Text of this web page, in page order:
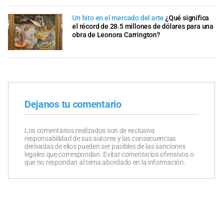
Un hito en el mercado del arte ¿Qué significa
el récord de 28.5 millones de dólares para una
obra de Leonora Carrington?
Dejanos tu comentario
Los comentarios realizados son de exclusiva
responsabilidad de sus autores y las consecuencias
derivadas de ellos pueden ser pasibles de las sanciones
legales que correspondan. Evitar comentarios ofensivos o
que no respondan al tema abordado en la información.